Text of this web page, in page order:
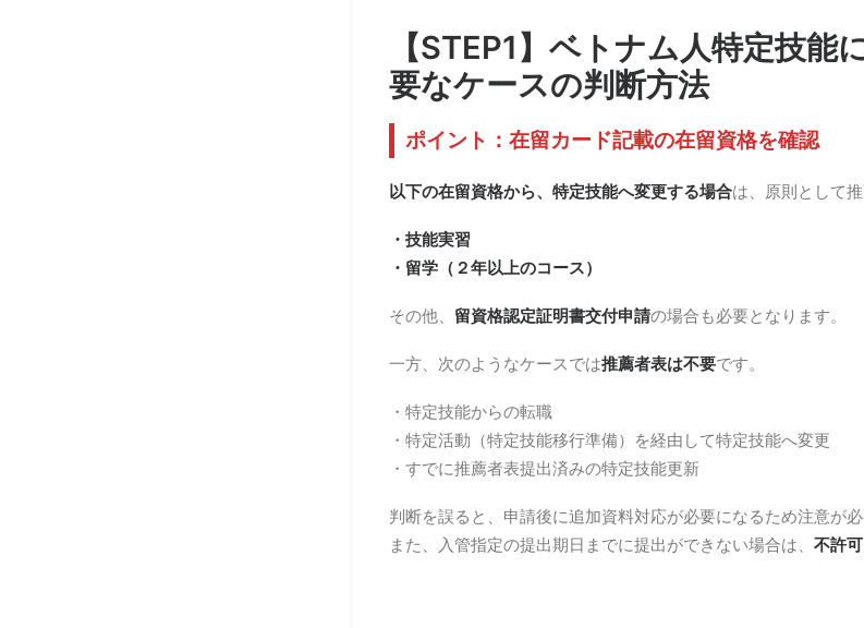
【STEP1】ベトナム人特定技能
要なケースの判断方法
ポイント：在留カード記載の在留資格を確認
以下の在留資格から、特定技能へ変更する場合は、原則として
・技能実習
・留学（２年以上のコース）
その他、 留資格認定証明書交付申請の場合も必要となります。
一方、次のようなケースでは推薦者表は不要です。
・特定技能からの転職
・特定活動（特定技能移行準備）を経由して特定技能へ変更
・すでに推薦者表提出済みの特定技能更新
判断を誤ると、申請後に追加資料対応が必要になるため注意が必
また、入管指定の提出期日までに提出ができない場合は、 不許可